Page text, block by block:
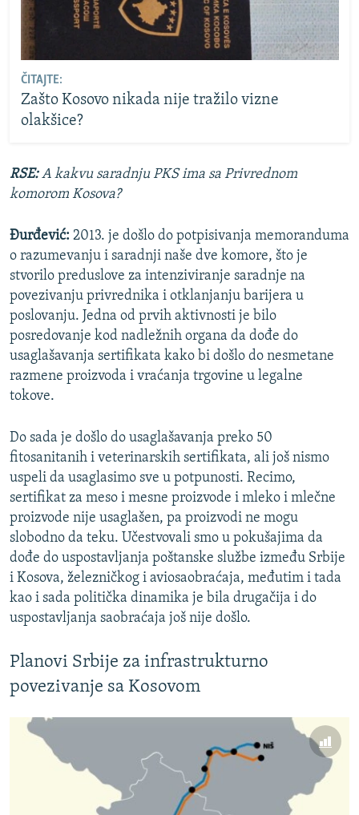
ČITAJTE:
Zašto Kosovo nikada nije tražilo vizne
olakšice?
RSE:A kakvu saradnju PKS ima sa Privrednom
komorom Kosova?
Đurđević: 2013. je došlo do potpisivanja memoranduma
o razumevanju i saradnji naše dve komore, što je
stvorilo preduslove za intenziviranje saradnje na
povezivanju privrednika i otklanjanju barijera u
poslovanju. Jedna od prvih aktivnosti je bilo
posredovanje kod nadležnih organa da dođe do
usaglašavanja sertifikata kako bi došlo do nesmetane
razmene proizvoda i vraćanja trgovine u legalne
tokove.
Do sada je došlo do usaglašavanja preko 50
fitosanitanih i veterinarskih sertifikata, ali još nismo
uspeli da usaglasimo sve u potpunosti. Recimo,
sertifikat za meso i mesne proizvode i mleko i mlečne
proizvode nije usaglašen, pa proizvodi ne mogu
slobodno da teku. Učestvovali smo u pokušajima da
dođe do uspostavljanja poštanske službe između Srbije
i Kosova, železničkog i aviosaobraćaja, međutim i tada
kao i sada politička dinamika je bila drugačija i do
uspostavljanja saobraćaja još nije došlo.
Planovi Srbije za infrastrukturno
povezivanje sa Kosovom